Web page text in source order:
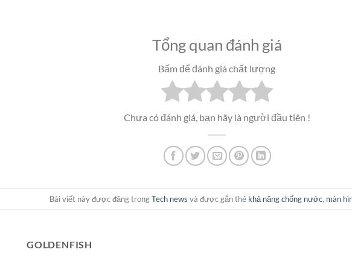
Tổng quan đánh giá
Bấm để đánh giá chất lượng
Chưa có đánh giá, bạn hãy là người đầu tiên !
Bài viết này được đăng trongTech news và được gắn thẻ khả năng chống nước, màn
GOLDENFISH